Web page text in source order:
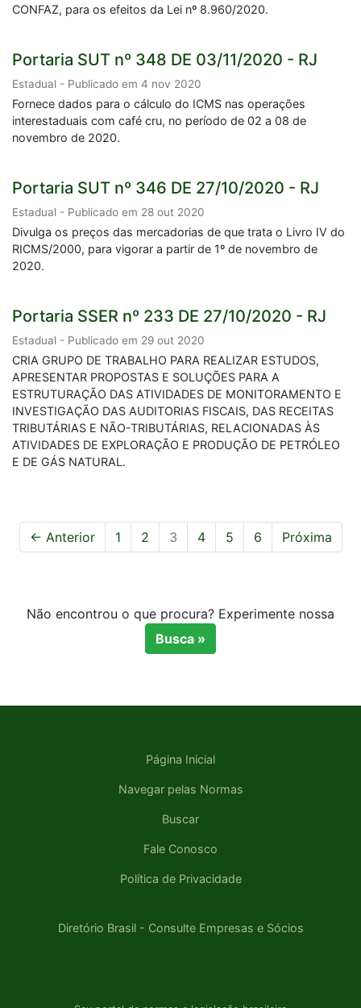
CONFAZ, para os efeitos da Lei nº 8.960/2020.
Portaria SUT nº 348 DE 03/11/2020 - RJ
Estadual - Publicado em 4 nov 2020
Fornece dados para o cálculo do ICMS nas operações
interestaduais com café cru, no período de 02 a 08 de
novembro de 2020.
Portaria SUT nº 346 DE 27/10/2020 - RJ
Estadual - Publicado em 28 out 2020
Divulga os preços das mercadorias de que trata o Livro IV do
RICMS/2000, para vigorar a partir de 1º de novembro de
2020.
Portaria SSER nº 233 DE 27/10/2020 - RJ
Estadual - Publicado em 29 out 2020
CRIA GRUPO DE TRABALHO PARA REALIZAR ESTUDOS,
APRESENTAR PROPOSTAS E SOLUÇÕES PARA A
ESTRUTURAÇÃO DAS ATIVIDADES DE MONITORAMENTO E
INVESTIGAÇÃO DAS AUDITORIAS FISCAIS, DAS RECEITAS
TRIBUTÁRIAS E NÃO-TRIBUTÁRIAS, RELACIONADAS ÀS
ATIVIDADES DE EXPLORAÇÃO E PRODUÇÃO DE PETRÓLEO
E DE GÁS NATURAL.
← Anterior 1 2 3 4 5 6 Próxima
Não encontrou o que procura? Experimente nossa
Busca »
Página Inicial
Navegar pelas Normas
Buscar
Fale Conosco
Política de Privacidade
Diretório Brasil - Consulte Empresas e Sócios